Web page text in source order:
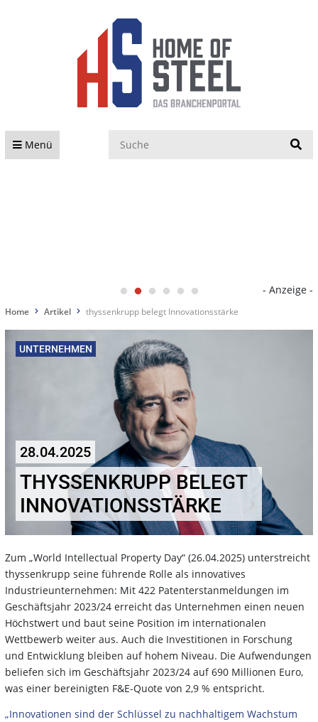
Menü
- Anzeige -
Home Artikel thyssenkrupp belegt Innovationsstärke
UNTERNEHMEN
28.04.2025
THYSSENKRUPP BELEGT
INNOVATIONSSTÄRKE
Zum „World Intellectual Property Day“ (26.04.2025) unterstreicht
thyssenkrupp seine führende Rolle als innovatives
Industrieunternehmen: Mit 422 Patenterstanmeldungen im
Geschäftsjahr 2023/24 erreicht das Unternehmen einen neuen
Höchstwert und baut seine Position im internationalen
Wettbewerb weiter aus. Auch die Investitionen in Forschung
und Entwicklung bleiben auf hohem Niveau. Die Aufwendungen
beliefen sich im Geschäftsjahr 2023/24 auf 690 Millionen Euro,
was einer bereinigten F&E-Quote von 2,9 % entspricht.
„Innovationen sind der Schlüssel zu nachhaltigem Wachstum